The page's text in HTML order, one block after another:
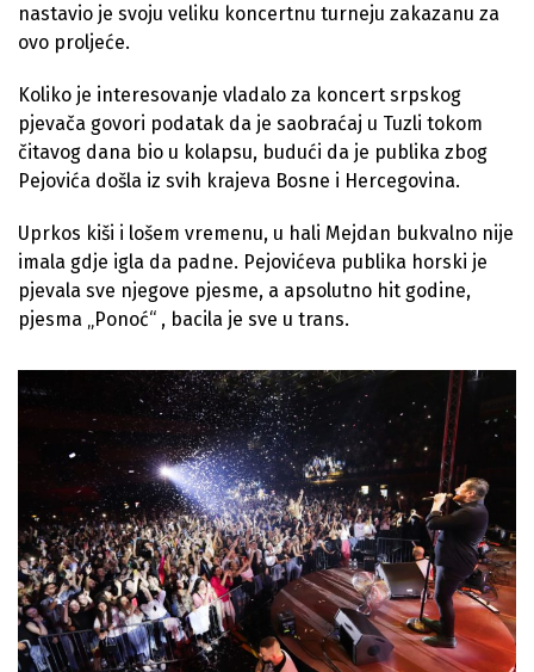
nastavio je svoju veliku koncertnu turneju zakazanu za
ovo proljeće.
Koliko je interesovanje vladalo za koncert srpskog
pjevača govori podatak da je saobraćaj u Tuzli tokom
čitavog dana bio u kolapsu, budući da je publika zbog
Pejovića došla iz svih krajeva Bosne i Hercegovina.
Uprkos kiši i lošem vremenu, u hali Mejdan bukvalno nije
imala gdje igla da padne. Pejovićeva publika horski je
pjevala sve njegove pjesme, a apsolutno hit godine,
pjesma „Ponoć“ , bacila je sve u trans.